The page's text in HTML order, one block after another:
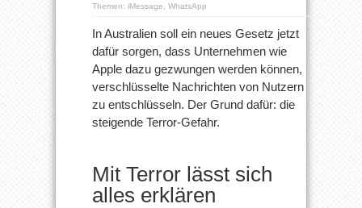
Entwickler
per
werden,
verschlüsselte
Nachrichten
entschlüsseln
Themen: iMessage WhatsApp
In Australien soll ein neues Gesetz jetzt
dafür sorgen, dass Unternehmen wie
Apple dazu gezwungen werden können,
verschlüsselte Nachrichten von Nutzern
zu entschlüsseln. Der Grund dafür: die
steigende Terror-Gefahr.
Mit Terror lässt sich
alles erklären